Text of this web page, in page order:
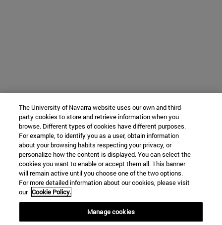
The University of Navarra website uses our own and third-
party cookies to store and retrieve information when you
browse. Different types of cookies have different purposes.
For example, to identify you as a user, obtain information
about your browsing habits respecting your privacy, or
personalize how the content is displayed. You can select the
cookies you want to enable or accept them all. This banner
will remain active until you choose one of the two options.
For more detailed information about our cookies, please visit
our Cookie Policy.
Manage cookies